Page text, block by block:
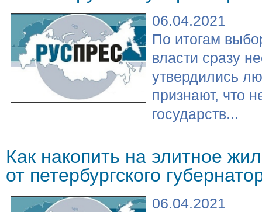
06.04.2021
По итогам
власти сразу
утвердились
признают, что
государств...
Как накопить на элитное
от петербургского
06.04.2021